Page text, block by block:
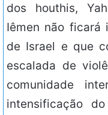
dos houthis,
Iêmen não ficará
de Israel e que
escalada de
comunidade
intensificação